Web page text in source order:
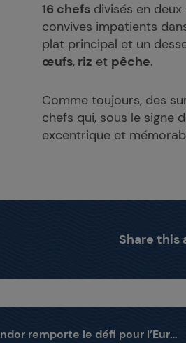
16 chefs divisés en
convives impatients
plat principal et un
œufs, riz et pêche.
Comme toujours, des
chefs qui, sous le signe
excentrique et
Share this
remporte le défi pour l’Europe de l’Est